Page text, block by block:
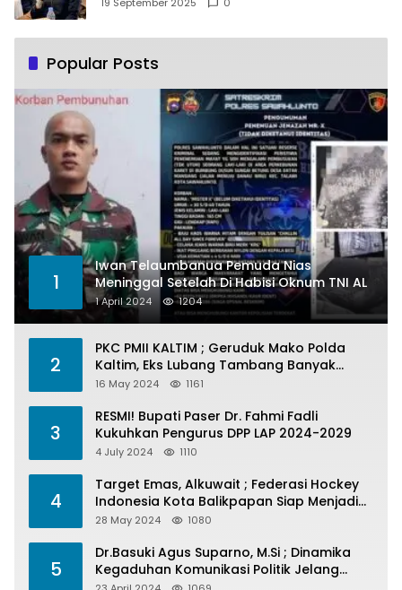
19 September 2025 0
Popular Posts
1
Iwan Telaumbanua Pemuda Nias
Meninggal Setelah Di Habisi Oknum TNI AL
1 April 2024 1204
2
PKC PMII KALTIM ; Geruduk Mako Polda
Kaltim, Eks Lubang Tambang Banyak
Menelan Korban
16 May 2024 1161
3
RESMI! Bupati Paser Dr. Fahmi Fadli
Kukuhkan Pengurus DPP LAP 2024-2029
4 July 2024 1110
4
Target Emas, Alkuwait ; Federasi Hockey
Indonesia Kota Balikpapan Siap Menjadi
Barometer Prestasi Di Kaltim
28 May 2024 1080
5
Dr.Basuki Agus Suparno, M.Si ; Dinamika
Kegaduhan Komunikasi Politik Jelang
Pesta Politik 2024